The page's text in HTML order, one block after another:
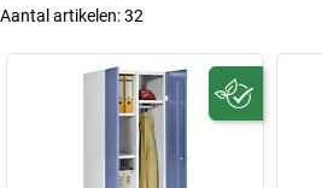
Aantal artikelen:32